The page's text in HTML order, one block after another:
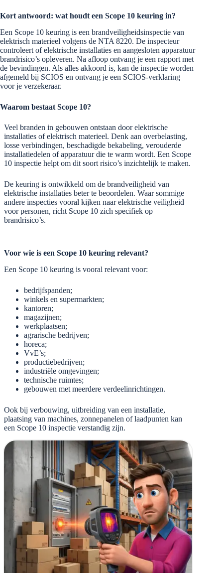
Kort antwoord: wat houdt een Scope 10 keuring in?
Een Scope 10 keuring is een brandveiligheidsinspectie van
elektrisch materieel volgens de NTA 8220. De inspecteur
controleert of elektrische installaties en aangesloten apparatuur
brandrisico’s opleveren. Na afloop ontvang je een rapport met
de bevindingen. Als alles akkoord is, kan de inspectie worden
afgemeld bij SCIOS en ontvang je een SCIOS-verklaring
voor je verzekeraar.
Waarom bestaat Scope 10?
Veel branden in gebouwen ontstaan door elektrische
installaties of elektrisch materieel. Denk aan overbelasting,
losse verbindingen, beschadigde bekabeling, verouderde
installatiedelen of apparatuur die te warm wordt. Een Scope
10 inspectie helpt om dit soort risico’s inzichtelijk te maken.
De keuring is ontwikkeld om de brandveiligheid van
elektrische installaties beter te beoordelen. Waar sommige
andere inspecties vooral kijken naar elektrische veiligheid
voor personen, richt Scope 10 zich specifiek op
brandrisico’s.
Voor wie is een Scope 10 keuring relevant?
Een Scope 10 keuring is vooral relevant voor:
bedrijfspanden;
winkels en supermarkten;
kantoren;
magazijnen;
werkplaatsen;
agrarische bedrijven;
horeca;
VvE’s;
productiebedrijven;
industriële omgevingen;
technische ruimtes;
gebouwen met meerdere verdeelinrichtingen.
Ook bij verbouwing, uitbreiding van een installatie,
plaatsing van machines, zonnepanelen of laadpunten kan
een Scope 10 inspectie verstandig zijn.